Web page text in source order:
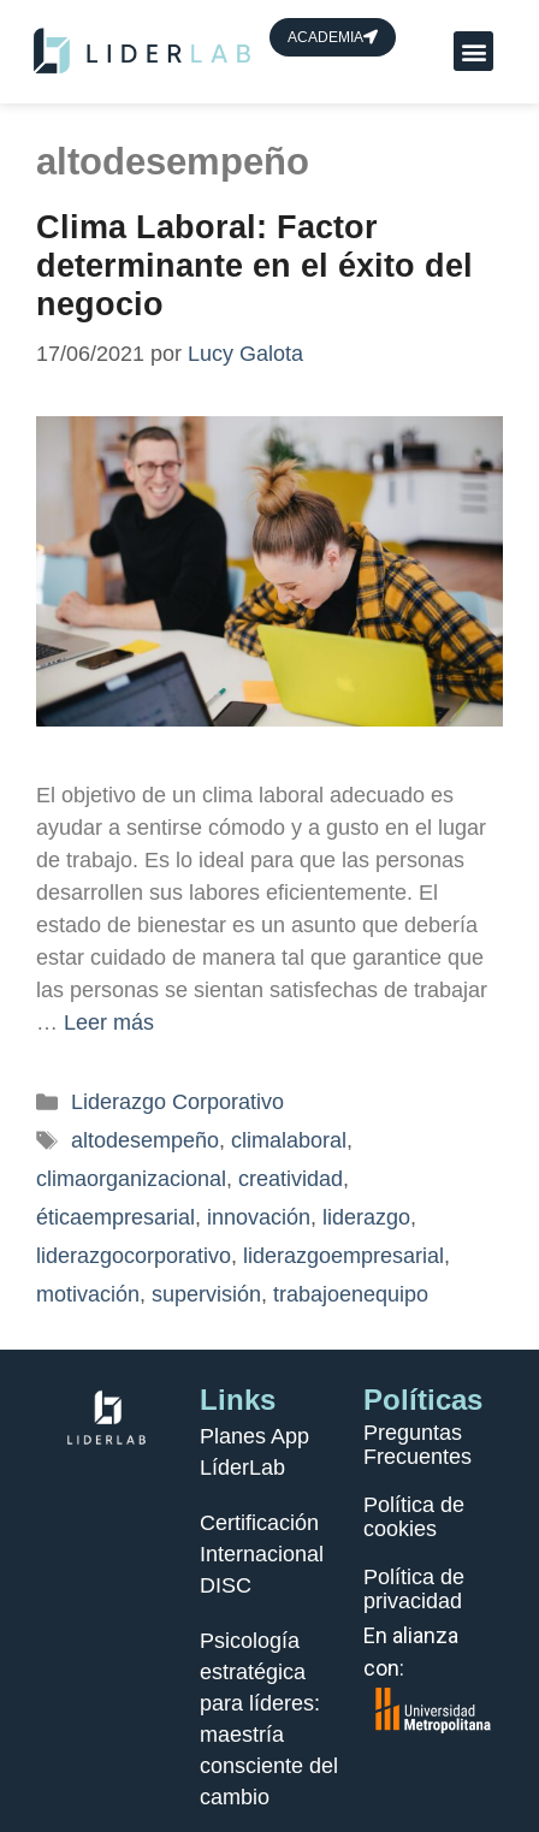
ACADEMIA
altodesempeño
Clima Laboral: Factor
determinante en el éxito del
negocio
17/06/2021 por Lucy Galota
El objetivo de un clima laboral adecuado es
ayudar a sentirse cómodo y a gusto en el lugar
de trabajo. Es lo ideal para que las personas
desarrollen sus labores eficientemente. El
estado de bienestar es un asunto que debería
estar cuidado de manera tal que garantice que
las personas se sientan satisfechas de trabajar
… Leer más
Liderazgo Corporativo
altodesempeño, climalaboral ,
climaorganizacional , creatividad,
éticaempresarial , innovación, liderazgo,
liderazgocorporativo, liderazgoempresarial ,
motivación, supervisión, trabajoenequipo
Links
Planes App
LíderLab
Certificación
Internacional
DISC
Psicología
estratégica
para líderes:
maestría
consciente del
cambio
Políticas
Preguntas
Frecuentes
Política de
cookies
Política de
privacidad
En alianza
con: